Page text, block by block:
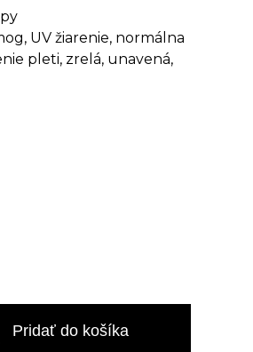
UV žiarenie, normálna
pleti, zrelá, unavená,
Pridať do košíka